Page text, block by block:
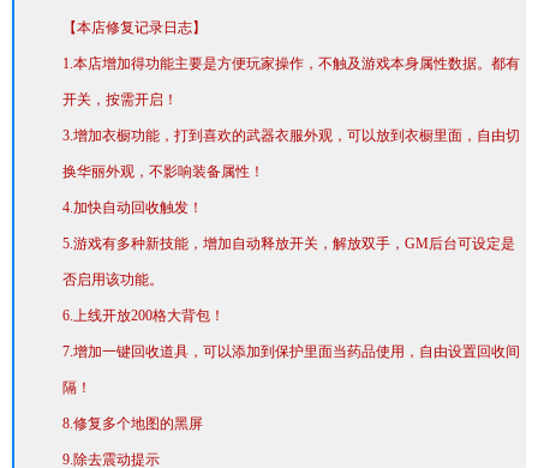
【本店修复记录日志】
1.本店增加得功能主要是方便玩家操作，不触及游戏本身属性数据。都有
开关，按需开启！
3.增加衣橱功能，打到喜欢的武器衣服外观，可以放到衣橱里面，自由切
换华丽外观，不影响装备属性！
4.加快自动回收触发！
5.游戏有多种新技能，增加自动释放开关，解放双手，GM后台可设定是
否启用该功能。
6.上线开放200格大背包！
7.增加一键回收道具，可以添加到保护里面当药品使用，自由设置回收间
隔！
8.修复多个地图的黑屏
9.除去震动提示